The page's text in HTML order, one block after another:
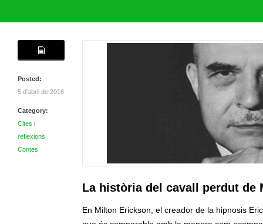
Posted:
5 d'abril de 2016
Category:
Cites i
reflexions
Contes
La història del cavall perdut de
En Milton Erickson, el creador de la hipnosis